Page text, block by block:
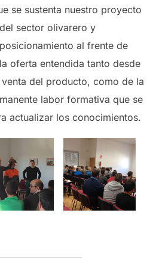
se sustenta nuestro proyecto
sector olivarero y
al frente de
oferta entendida tanto desde
del producto, como de la
labor formativa que se
actualizar los conocimientos.